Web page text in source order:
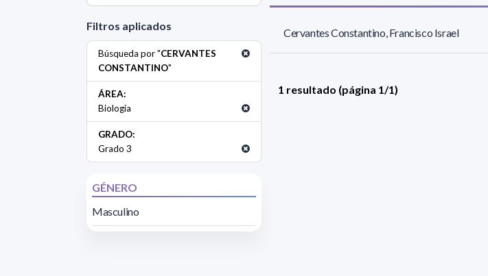
Filtros aplicados
Búsqueda por "CERVANTES
CONSTANTINO"
ÁREA:
Biología
GRADO:
Grado 3
GÉNERO
Masculino
Cervantes Constantino, Francisco Israel
1 resultado (página 1/1)